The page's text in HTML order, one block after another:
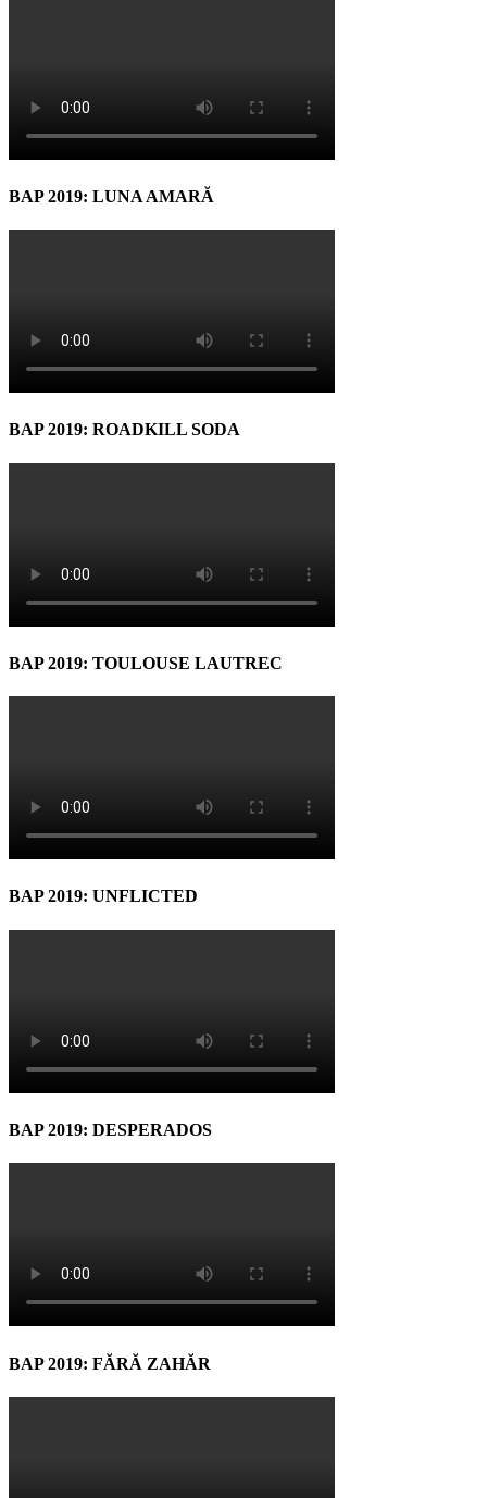
BAP 2019: LUNA AMARĂ
BAP 2019: ROADKILL SODA
BAP 2019: TOULOUSE LAUTREC
BAP 2019: UNFLICTED
BAP 2019: DESPERADOS
BAP 2019: FĂRĂ ZAHĂR